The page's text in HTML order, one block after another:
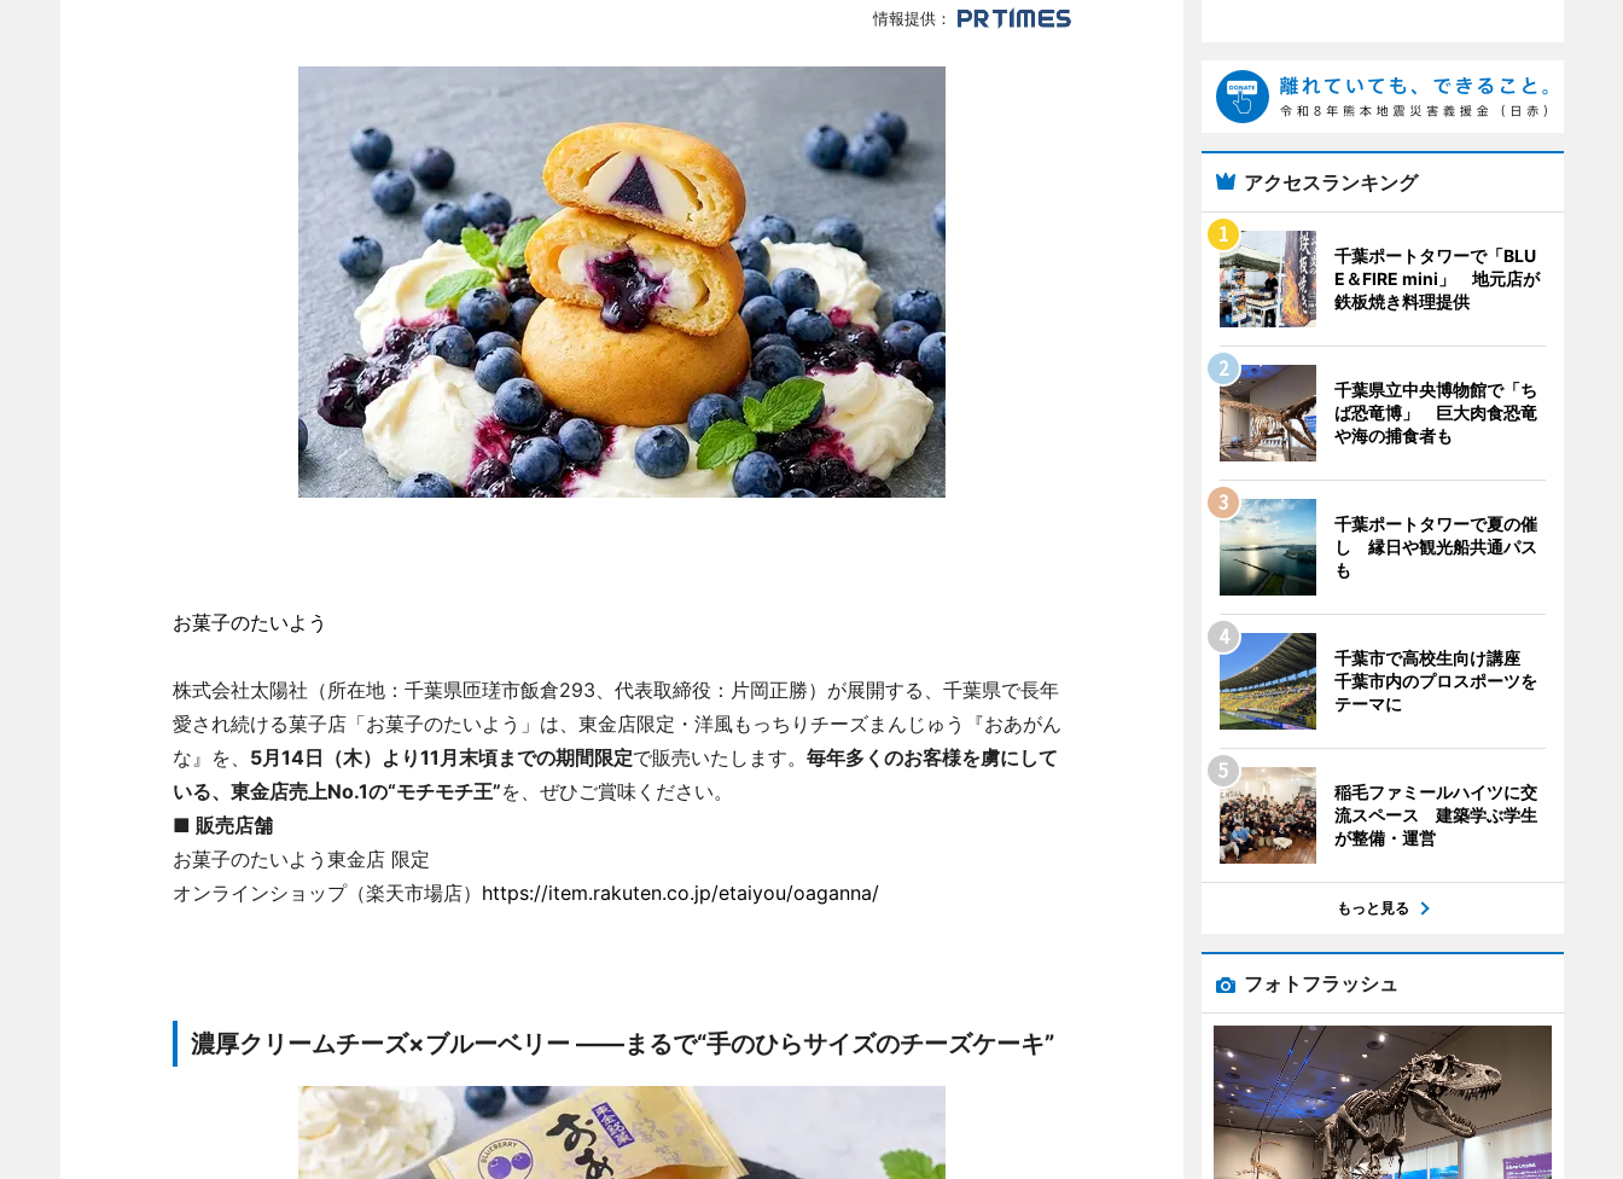
情報提供：
お菓子のたいよう
株式会社太陽社（所在地：千葉県匝瑳市飯倉293、代表取締役：片岡正勝）が展開する、千葉県で長年
愛され続ける菓子店「お菓子のたいよう」は、東金店限定・洋風もっちりチーズまんじゅう『おあがん
な』を、 5月14日（木）より11月末頃までの期間限定で販売いたします。 毎年多くのお客様を虜にして
いる、東金店売上No.1の“モチモチ王”を、ぜひご賞味ください。
■ 販売店舗
お菓子のたいよう東金店 限定
オンラインショップ（楽天市場店） https://item.rakuten.co.jp/etaiyou/oaganna/
濃厚クリームチーズ×ブルーベリー ――まるで“手のひらサイズのチーズケーキ”
アクセスランキング
千葉ポートタワーで「BLU
E＆FIRE mini」 地元店が
鉄板焼き料理提供
千葉県立中央博物館で「ち
ば恐竜博」 巨大肉食恐竜
や海の捕食者も
千葉ポートタワーで夏の催
し 縁日や観光船共通パス
も
千葉市で高校生向け講座
千葉市内のプロスポーツを
テーマに
稲毛ファミールハイツに交
流スペース 建築学ぶ学生
が整備・運営
もっと見る
フォトフラッシュ